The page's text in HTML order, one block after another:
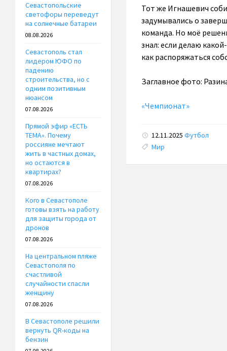
Тот же Игнашевич
задумывались о
команда. Но моё
знал: если делаю
как распоряжаться
Заглавное фото:
«Чемпионат»
12.11.2025 Футбол
Tags:
Мир
Севастопольские
светофоры переведут
на солнечные батареи
08.08.2026
Севастополь стал
лидером ЮФО по
падению
строительства, но с
одним позитивным
нюансом
07.08.2026
Прямой эфир «ЕСТЬ
ТЕМА». Почему
россияне мечтают
жить в частных домах,
но остаются в
квартирах?
07.08.2026
Кого в Севастополе
готовы взять на работу
для защиты города от
дронов
07.08.2026
На центральном пляже
Севастополя по
счастливой
случайности спасли
женщину
07.08.2026
В Севастополе решили
вернуть QR-коды на
бензин